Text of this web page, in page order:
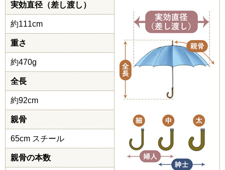
実効直径（差し渡し）
約111cm
重さ
約470g
全長
約92cm
親骨
65cm スチール
親骨の本数